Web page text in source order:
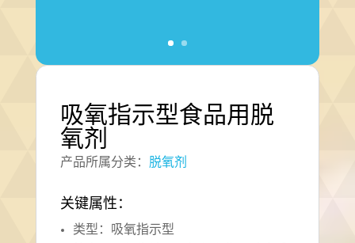
吸氧指示型食品用脱
氧剂
产品所属分类： 脱氧剂
关键属性：
类型：吸氧指示型